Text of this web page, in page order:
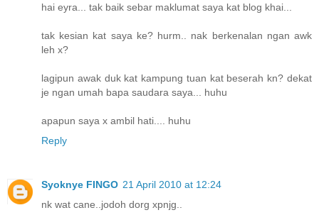
hai eyra... tak baik sebar maklumat saya kat blog khai...
tak kesian kat saya ke? hurm.. nak berkenalan ngan awk
leh x?
lagipun awak duk kat kampung tuan kat beserah kn? dekat
je ngan umah bapa saudara saya... huhu
apapun saya x ambil hati.... huhu
Reply
Syoknye FINGO 21 April 2010 at 12:24
nk wat cane..jodoh dorg xpnjg..